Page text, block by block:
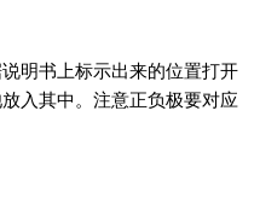
明书上标示出来的位置打开
入其中。注意正负极要对应